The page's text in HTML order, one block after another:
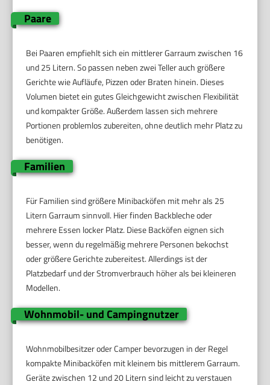
Paare
Bei Paaren empfiehlt sich ein mittlerer Garraum zwischen 16
und 25 Litern. So passen neben zwei Teller auch größere
Gerichte wie Aufläufe, Pizzen oder Braten hinein. Dieses
Volumen bietet ein gutes Gleichgewicht zwischen Flexibilität
und kompakter Größe. Außerdem lassen sich mehrere
Portionen problemlos zubereiten, ohne deutlich mehr Platz zu
benötigen.
Familien
Für Familien sind größere Minibacköfen mit mehr als 25
Litern Garraum sinnvoll. Hier finden Backbleche oder
mehrere Essen locker Platz. Diese Backöfen eignen sich
besser, wenn du regelmäßig mehrere Personen bekochst
oder größere Gerichte zubereitest. Allerdings ist der
Platzbedarf und der Stromverbrauch höher als bei kleineren
Modellen.
Wohnmobil- und Campingnutzer
Wohnmobilbesitzer oder Camper bevorzugen in der Regel
kompakte Minibacköfen mit kleinem bis mittlerem Garraum.
Geräte zwischen 12 und 20 Litern sind leicht zu verstauen